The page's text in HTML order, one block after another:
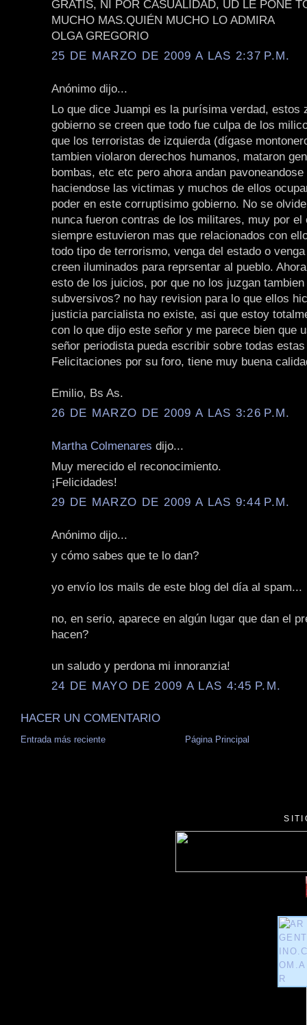
GRATIS, NI POR CASUALIDAD, UD LE PONE
MUCHO MAS.QUIÉN MUCHO LO ADMIRA
OLGA GREGORIO
25 DE MARZO DE 2009 A LAS 2:37 P.M.
Anónimo dijo...
Lo que dice Juampi es la purísima verdad, estos
gobierno se creen que todo fue culpa de los
que los terroristas de izquierda (dígase
tambien violaron derechos humanos, mataron
bombas, etc etc pero ahora andan
haciendose las victimas y muchos de ellos
poder en este corruptisimo gobierno. No se
nunca fueron contras de los militares, muy por el
siempre estuvieron mas que relacionados con
todo tipo de terrorismo, venga del estado o
creen iluminados para reprsentar al pueblo.
esto de los juicios, por que no los juzgan
subversivos? no hay revision para lo que ellos
justicia parcialista no existe, asi que estoy
con lo que dijo este señor y me parece bien que
señor periodista pueda escribir sobre todas
Felicitaciones por su foro, tiene muy buena
Emilio, Bs As.
26 DE MARZO DE 2009 A LAS 3:26 P.M.
Martha Colmenares dijo...
Muy merecido el reconocimiento.
¡Felicidades!
29 DE MARZO DE 2009 A LAS 9:44 P.M.
Anónimo dijo...
y cómo sabes que te lo dan?
yo envío los mails de este blog del día al spam...
no, en serio, aparece en algún lugar que dan el
hacen?
un saludo y perdona mi innoranzia!
24 DE MAYO DE 2009 A LAS 4:45 P.M.
HACER UN COMENTARIO
Entrada más reciente Página Principal